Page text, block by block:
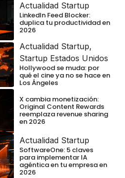
Actualidad Startup
LinkedIn Feed Blocker:
duplica tu productividad en
2026
Actualidad Startup,
Startup Estados Unidos
Hollywood se muda: por
qué el cine ya no se hace en
Los Ángeles
X cambia monetización:
Original Content Rewards
reemplaza revenue sharing
en 2026
Actualidad Startup
SoftwareOne: 5 claves
para implementar IA
agéntica en tu empresa en
2026